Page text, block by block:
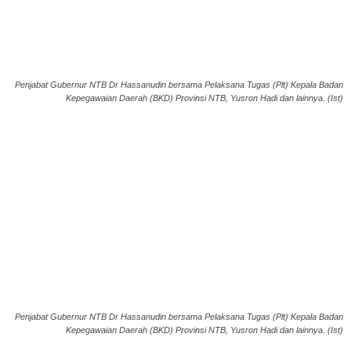
Penjabat Gubernur NTB Dr Hassanudin bersama Pelaksana Tugas (Plt) Kepala Badan
Kepegawaian Daerah (BKD) Provinsi NTB, Yusron Hadi dan lainnya. (Ist)
Penjabat Gubernur NTB Dr Hassanudin bersama Pelaksana Tugas (Plt) Kepala Badan
Kepegawaian Daerah (BKD) Provinsi NTB, Yusron Hadi dan lainnya. (Ist)